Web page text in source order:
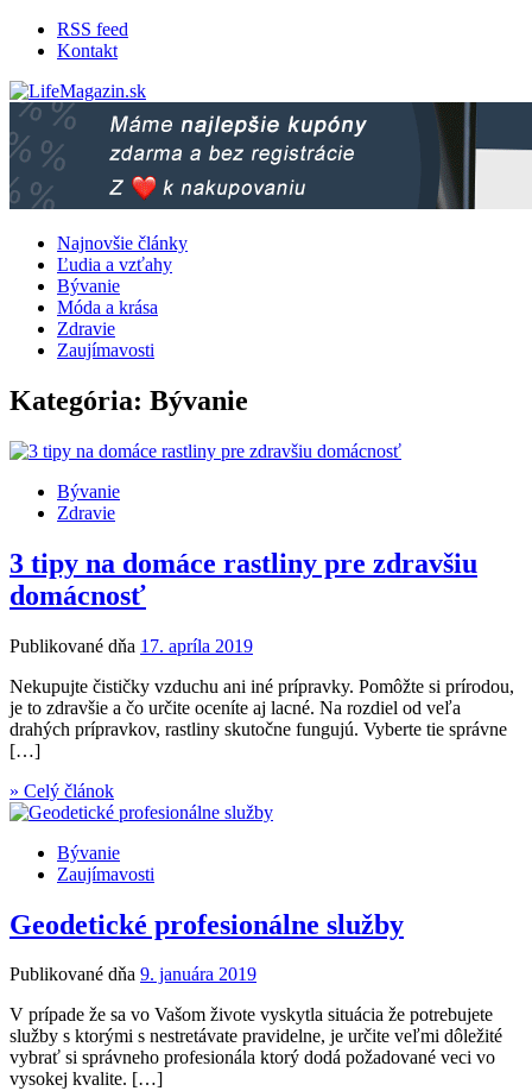
RSS feed
Kontakt
LifeMagazin.sk
LifeStyle magazín pre lepší žívot
Najnovšie články
Ľudia a vzťahy
Bývanie
Móda a krása
Zdravie
Zaujímavosti
Kategória: Bývanie
Bývanie
Zdravie
3 tipy na domáce rastliny pre zdravšiu
domácnosť
Publikované dňa 17. apríla 2019
Nekupujte čističky vzduchu ani iné prípravky. Pomôžte si prírodou,
je to zdravšie a čo určite oceníte aj lacné. Na rozdiel od veľa
drahých prípravkov, rastliny skutočne fungujú. Vyberte tie správne
[…]
» Celý článok
Bývanie
Zaujímavosti
Geodetické profesionálne služby
Publikované dňa 9. januára 2019
V prípade že sa vo Vašom živote vyskytla situácia že potrebujete
služby s ktorými s nestretávate pravidelne, je určite veľmi dôležité
vybrať si správneho profesionála ktorý dodá požadované veci vo
vysokej kvalite. […]